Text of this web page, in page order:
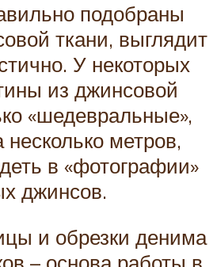
подобраны
ткани, выглядит
У некоторых
из джинсовой
«шедевральные»,
несколько метров,
в «фотографии»
джинсов.
и обрезки денима